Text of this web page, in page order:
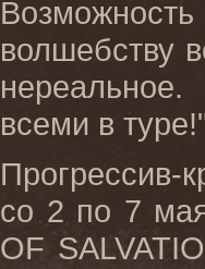
волшебству
всеми в
Прогрессив-
со 2 по 7
OF